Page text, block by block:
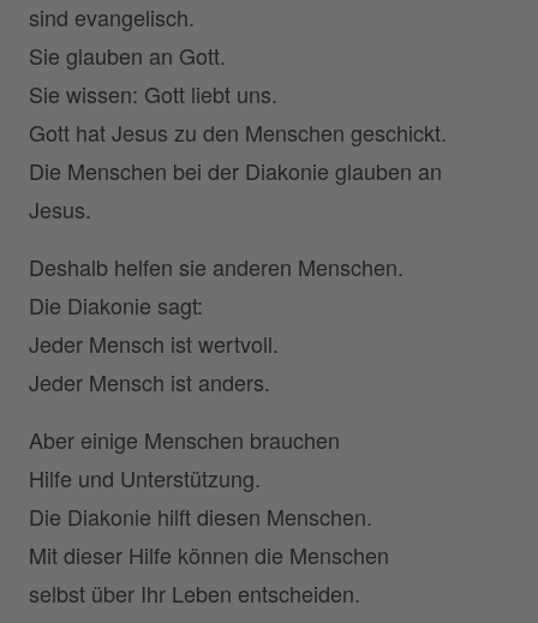
sind evangelisch.
Sie glauben an Gott.
Sie wissen: Gott liebt uns.
Gott hat Jesus zu den Menschen geschickt.
Die Menschen bei der Diakonie glauben an
Jesus.
Deshalb helfen sie anderen Menschen.
Die Diakonie sagt:
Jeder Mensch ist wertvoll.
Jeder Mensch ist anders.
Aber einige Menschen brauchen
Hilfe und Unterstützung.
Die Diakonie hilft diesen Menschen.
Mit dieser Hilfe können die Menschen
selbst über Ihr Leben entscheiden.